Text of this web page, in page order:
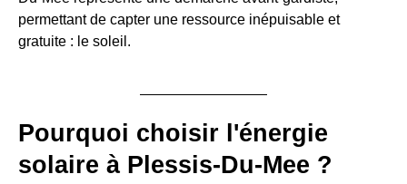
permettant de capter une ressource inépuisable et
gratuite : le soleil.
Pourquoi choisir l'énergie
solaire à Plessis-Du-Mee ?